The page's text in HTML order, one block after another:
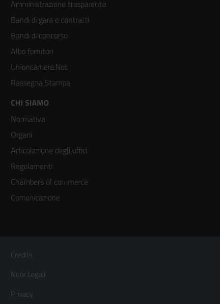
menù
colonna
2
Amministrazione trasparente
Bandi di gara e contratti
Bandi di concorso
Albo fornitori
Unioncamere.Net
Rassegna Stampa
Footer
menù
colonna
3
CHI SIAMO
Normativa
Organi
Articolazione degli uffici
Regolamenti
Chambers of commerce
Comunicazione
Footer
Menù
orizzontale
Credits
Note Legali
Privacy